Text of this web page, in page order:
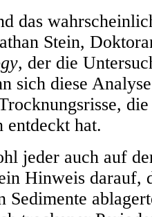
das
Stein,
, der die
sich diese
entdeckt hat.
jeder auch auf
Hinweis darauf,
Sedimente